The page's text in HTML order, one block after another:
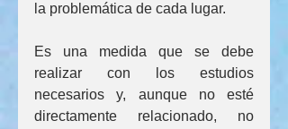
la problemática de cada lugar.
Es una medida que se debe
realizar con los estudios
necesarios y, aunque no esté
directamente relacionado, no